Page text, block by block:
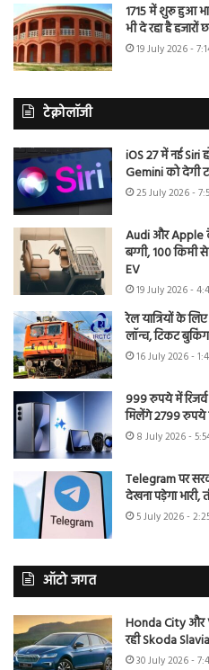
1715 में शुरू हुआ
भी दे रहा है हजारों
19 July 2026 -
टेक्नोलॉजी
iOS 27 में नई Siri
Gemini को देगी
25 July 2026 -
Audi और Apple के
बग्गी, 100 किमी
EV
19 July 2026 -
रेल यात्रियों के
लॉन्च, टिकट
16 July 2026 -
999 रुपये में
मिलेंगे 2799
8 July 2026 -
Telegram पर
देखना पड़ेगा भारी,
5 July 2026 -
ऑटो जगत
Honda City और
रही Skoda
30 July 2026 -